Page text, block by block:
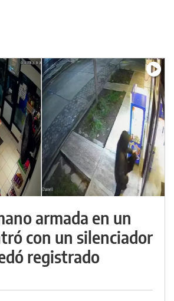
armada en un
con un silenciador
registrado